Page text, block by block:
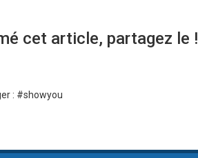
cet article, partagez le !
: #showyou